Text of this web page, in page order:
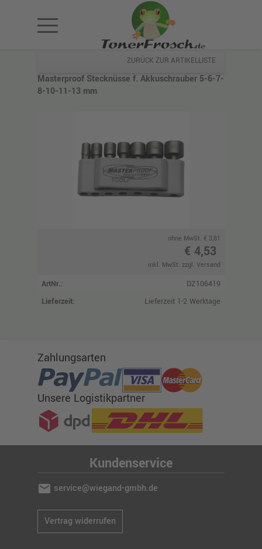
ZURÜCK ZUR ARTIKELLISTE
Masterproof Stecknüsse f. Akkuschrauber 5-6-7-
8-10-11-13 mm
ohne MwSt. € 3,81
€ 4,53
inkl. MwSt. zzgl. Versand
ArtNr.:
DZ106419
Lieferzeit:
Lieferzeit 1-2 Werktage
Zahlungsarten
Unsere Logistikpartner
Kundenservice
mail service@wiegand-gmbh.de
Vertrag widerrufen